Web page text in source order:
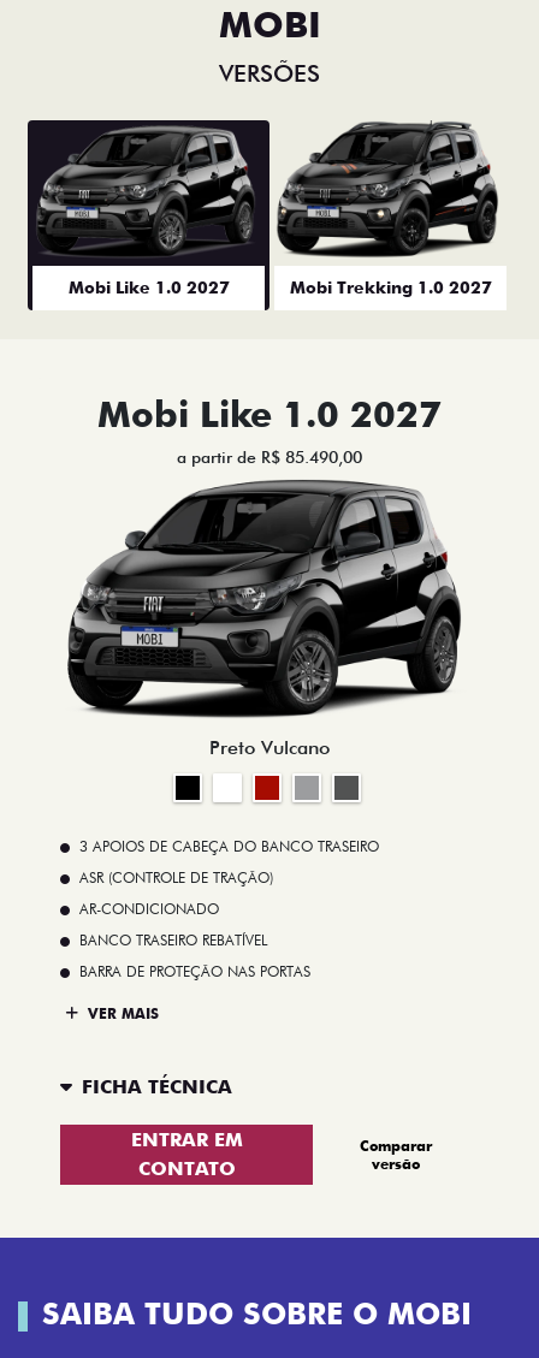
MOBI
VERSÕES
Mobi Like 1.0 2027 Mobi Trekking 1.0 2027
Mobi Like 1.0 2027
a partir de R$ 85.490,00
Preto Vulcano
3 APOIOS DE CABEÇA DO BANCO TRASEIRO
ASR (CONTROLE DE TRAÇÃO)
AR-CONDICIONADO
BANCO TRASEIRO REBATÍVEL
BARRA DE PROTEÇÃO NAS PORTAS
VER MAIS
FICHA TÉCNICA
ENTRAR EM
CONTATO
Comparar
versão
SAIBA TUDO SOBRE O MOBI